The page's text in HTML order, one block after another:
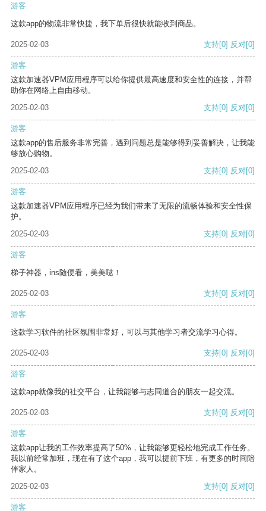
游客
这款app的物流非常快捷，我下单后很快就能收到商品。
2025-02-03 支持[0] 反对[0]
游客
这款加速器VPM应用程序可以给你提供最高速度和安全性的连接，并帮
助你在网络上自由移动。
2025-02-03
支持[0] 反对[0]
游客
这款app的售后服务非常完善，遇到问题总是能够得到妥善解决，让我能
够放心购物。
2025-02-03
支持[0] 反对[0]
游客
这款加速器VPM应用程序已经为我们带来了无限的流畅体验和安全性保
护。
2025-02-03
支持[0] 反对[0]
游客
梯子神器，ins随便看，美美哒！
2025-02-03 支持[0] 反对[0]
游客
这款学习软件的社区氛围非常好，可以与其他学习者交流学习心得。
2025-02-03 支持[0] 反对[0]
游客
这款app就像我的社交平台，让我能够与志同道合的朋友一起交流。
2025-02-03 支持[0] 反对[0]
游客
这款app让我的工作效率提高了50%，让我能够更轻松地完成工作任务。
我以前经常加班，现在有了这个app，我可以提前下班，有更多的时间陪
伴家人。
2025-02-03
支持[0] 反对[0]
游客